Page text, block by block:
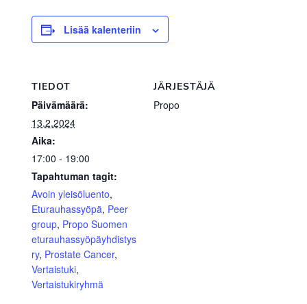
Lisää kalenteriin
TIEDOT
Päivämäärä:
13.2.2024
Aika:
17:00 - 19:00
Tapahtuman tagit:
Avoin yleisöluento,
Eturauhassyöpä, Peer
group, Propo Suomen
eturauhassyöpäyhdistys
ry, Prostate Cancer,
Vertaistuki,
Vertaistukiryhmä
JÄRJESTÄJÄ
Propo